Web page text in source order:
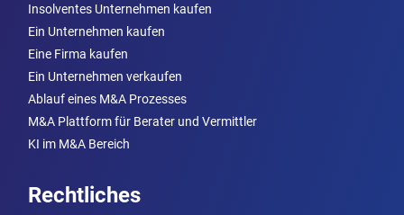
Insolventes Unternehmen kaufen
Ein Unternehmen kaufen
Eine Firma kaufen
Ein Unternehmen verkaufen
Ablauf eines M&A Prozesses
M&A Plattform für Berater und Vermittler
KI im M&A Bereich
Rechtliches